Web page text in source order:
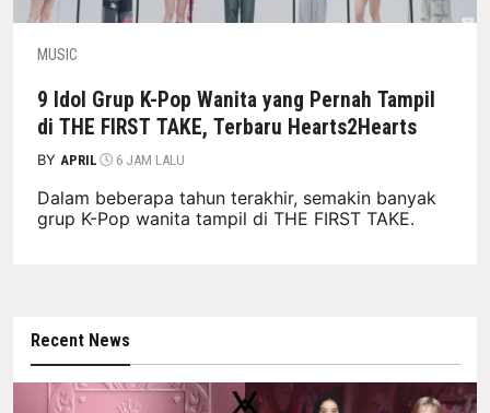
MUSIC
9 Idol Grup K-Pop Wanita yang Pernah Tampil
di THE FIRST TAKE, Terbaru Hearts2Hearts
BYAPRIL 6 JAM LALU
Dalam beberapa tahun terakhir, semakin banyak
grup K-Pop wanita tampil di THE FIRST TAKE.
Recent News